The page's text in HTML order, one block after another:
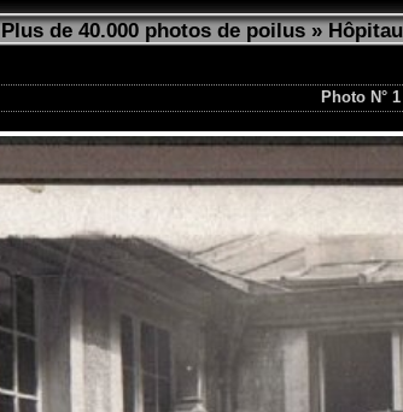
Plus de 40.000 photos de poilus»
Photo N° 1